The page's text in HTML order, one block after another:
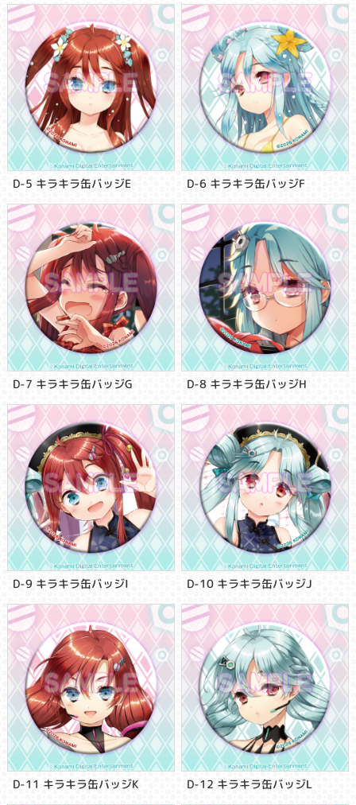
D-5 キラキラ缶バッジE D-6 キラキラ缶バッジF
D-7 キラキラ缶バッジG D-8 キラキラ缶バッジH
D-9 キラキラ缶バッジI D-10 キラキラ缶バッジJ
D-11 キラキラ缶バッジK D-12 キラキラ缶バッジL